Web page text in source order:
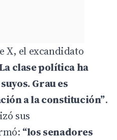
X, el excandidato
clase política ha
Grau es
a la constitución”.
sus
“los senadores